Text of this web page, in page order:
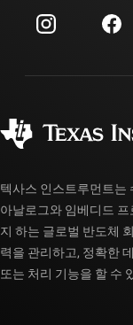
투자 관계
고객 지원 센터
myTI 계정 FAQ
주문 FAQ
텍사스 인스트루먼트는
아날로그와 임베디드
지 하는 글로벌 반도체
력을 관리하고, 정확한
또는 처리 기능을 할 수